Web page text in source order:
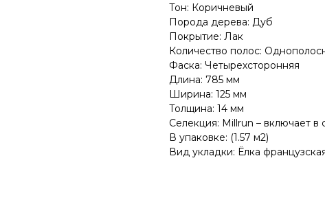
Тон: Коричневый
Порода дерева: Дуб
Покрытие: Лак
Количество полос:
Фаска: Четырехсторонняя
Длина: 785 мм
Ширина: 125 мм
Толщина: 14 мм
Селекция: Millrun – включает
В упаковке: (1.57 м2)
Вид укладки: Ёлка